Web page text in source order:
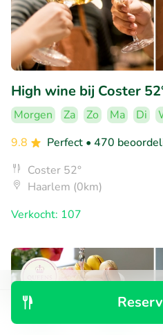
High wine bij Coster
Morgen Za Zo Ma Di
9.8
Perfect • 470
Coster 52°
Haarlem (0km)
Verkocht: 107